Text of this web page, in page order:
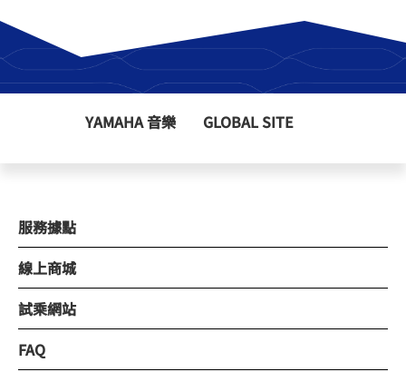
YAMAHA 音樂 GLOBAL SITE
服務據點
線上商城
試乘網站
FAQ